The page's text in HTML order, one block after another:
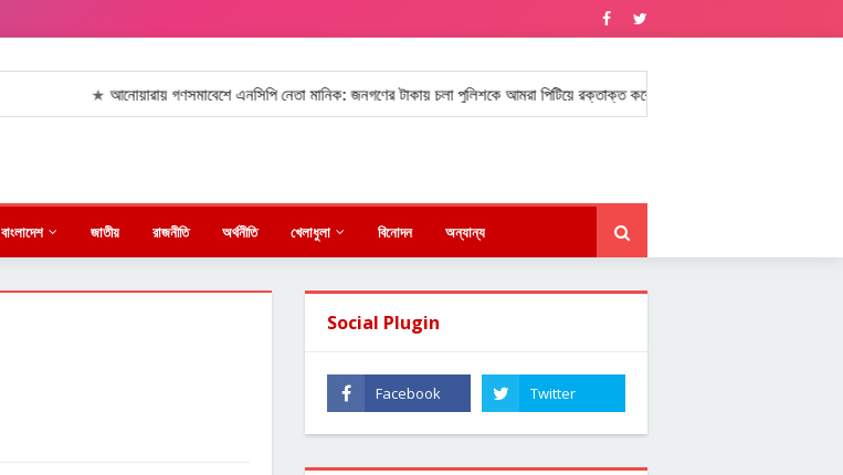
আনোয়ারায় গণসমাবেশে এনসিপি নেতা মানিক: জনগণের টাকায় চলা পুলিশকে আমরা পিটিয়ে রক্তাক্ত করেছি।
বাংলাদেশ জাতীয় রাজনীতি অর্থনীতি খেলাধুলা বিনোদন অন্যান্য
Social Plugin